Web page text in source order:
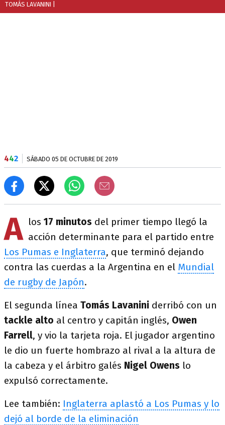
TOMÁS LAVANINI
442 SÁBADO 05 DE OCTUBRE DE 2019
A los 17 minutos del primer tiempo llegó la
acción determinante para el partido entre
Los Pumas e Inglaterra, que terminó dejando
contra las cuerdas a la Argentina en el Mundial
de rugby de Japón.
El segunda línea Tomás Lavanini derribó con un
tackle alto al centro y capitán inglés, Owen
Farrell, y vio la tarjeta roja. El jugador argentino
le dio un fuerte hombrazo al rival a la altura de
la cabeza y el árbitro galés Nigel Owens lo
expulsó correctamente.
Lee también: Inglaterra aplastó a Los Pumas y lo
dejó al borde de la eliminación